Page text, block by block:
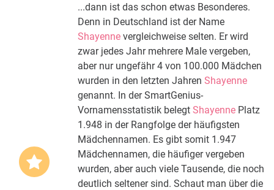
...dann ist das schon etwas Besonderes.
Denn in Deutschland ist der Name
Shayenne vergleichweise selten. Er wird
zwar jedes Jahr mehrere Male vergeben,
aber nur ungefähr 4 von 100.000 Mädchen
wurden in den letzten Jahren Shayenne
genannt. In der SmartGenius-
Vornamensstatistik belegt Shayenne Platz
1.948 in der Rangfolge der häufigsten
Mädchennamen. Es gibt somit 1.947
Mädchennamen, die häufiger vergeben
wurden, aber auch viele Tausende, die noch
deutlich seltener sind. Schaut man über die